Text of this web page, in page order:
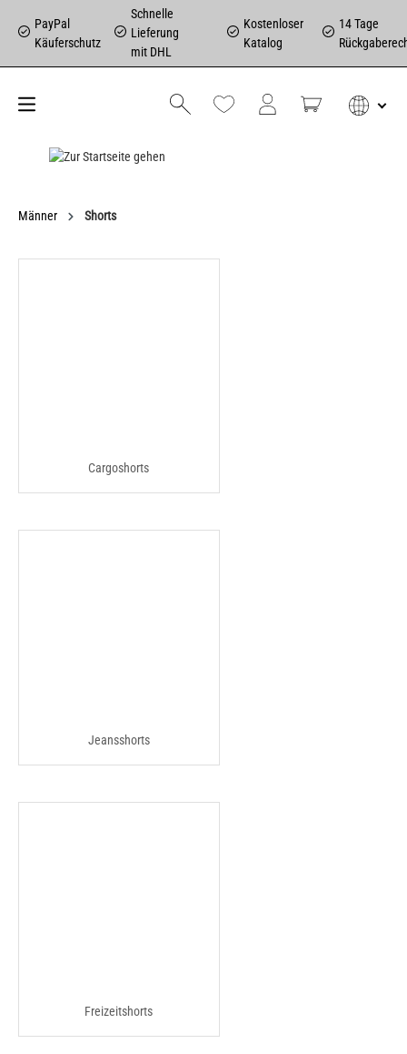
PayPal
Käuferschutz
Schnelle
Lieferung
mit DHL
Kostenloser
Katalog
14 Tage
Männer Shorts
Cargoshorts
Jeansshorts
Freizeitshorts